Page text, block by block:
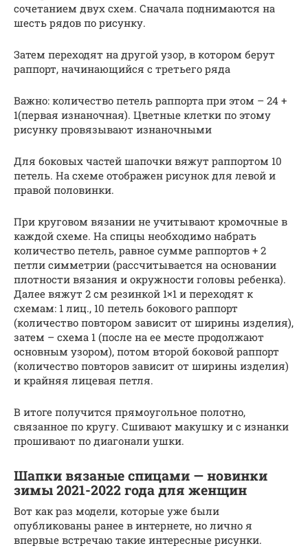
сочетанием двух схем. Сначала поднимаются на
шесть рядов по рисунку.
Затем переходят на другой узор, в котором берут
раппорт, начинающийся с третьего ряда
Важно: количество петель раппорта при этом – 24 +
1(первая изнаночная). Цветные клетки по этому
рисунку провязывают изнаночными
Для боковых частей шапочки вяжут раппортом 10
петель. На схеме отображен рисунок для левой и
правой половинки.
При круговом вязании не учитывают кромочные в
каждой схеме. На спицы необходимо набрать
количество петель, равное сумме раппортов + 2
петли симметрии (рассчитывается на основании
плотности вязания и окружности головы ребенка).
Далее вяжут 2 см резинкой 1×1 и переходят к
схемам: 1 лиц., 10 петель бокового раппорт
(количество повтором зависит от ширины изделия),
затем – схема 1 (после на ее месте продолжают
основным узором), потом второй боковой раппорт
(количество повторов зависит от ширины изделия)
и крайняя лицевая петля.
В итоге получится прямоугольное полотно,
связанное по кругу. Сшивают макушку и с изнанки
прошивают по диагонали ушки.
Шапки вязаные спицами — новинки
зимы 2021-2022 года для женщин
Вот как раз модели, которые уже были
опубликованы ранее в интернете, но лично я
впервые встречаю такие интересные рисунки.